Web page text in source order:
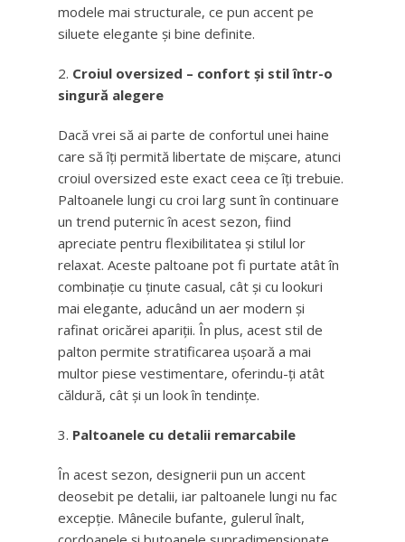
modele mai structurale, ce pun accent pe
siluete elegante și bine definite.
Croiul oversized – confort și stil într-o
singură alegere
Dacă vrei să ai parte de confortul unei haine
care să îți permită libertate de mișcare, atunci
croiul oversized este exact ceea ce îți trebuie.
Paltoanele lungi cu croi larg sunt în continuare
un trend puternic în acest sezon, fiind
apreciate pentru flexibilitatea și stilul lor
relaxat. Aceste paltoane pot fi purtate atât în
combinație cu ținute casual, cât și cu lookuri
mai elegante, aducând un aer modern și
rafinat oricărei apariții. În plus, acest stil de
palton permite stratificarea ușoară a mai
multor piese vestimentare, oferindu-ți atât
căldură, cât și un look în tendințe.
Paltoanele cu detalii remarcabile
În acest sezon, designerii pun un accent
deosebit pe detalii, iar paltoanele lungi nu fac
excepție. Mânecile bufante, gulerul înalt,